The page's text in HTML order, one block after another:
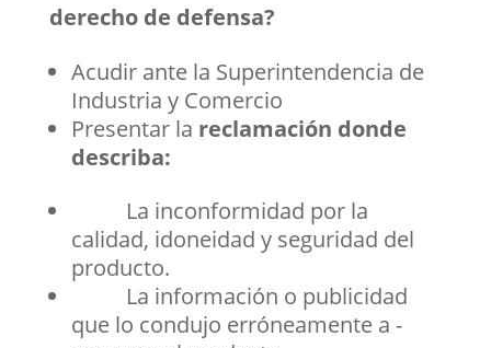
derecho de defensa?
Acudir ante la Superintendencia de
Industria y Comercio
Presentar la reclamación donde
describa:
La inconformidad por la
calidad, idoneidad y seguridad del
producto.
La información o publicidad
que lo condujo erróneamente a ­